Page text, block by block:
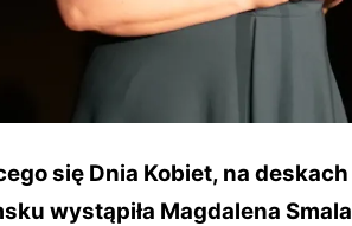
się Dnia Kobiet, na
wystąpiła Magdalena